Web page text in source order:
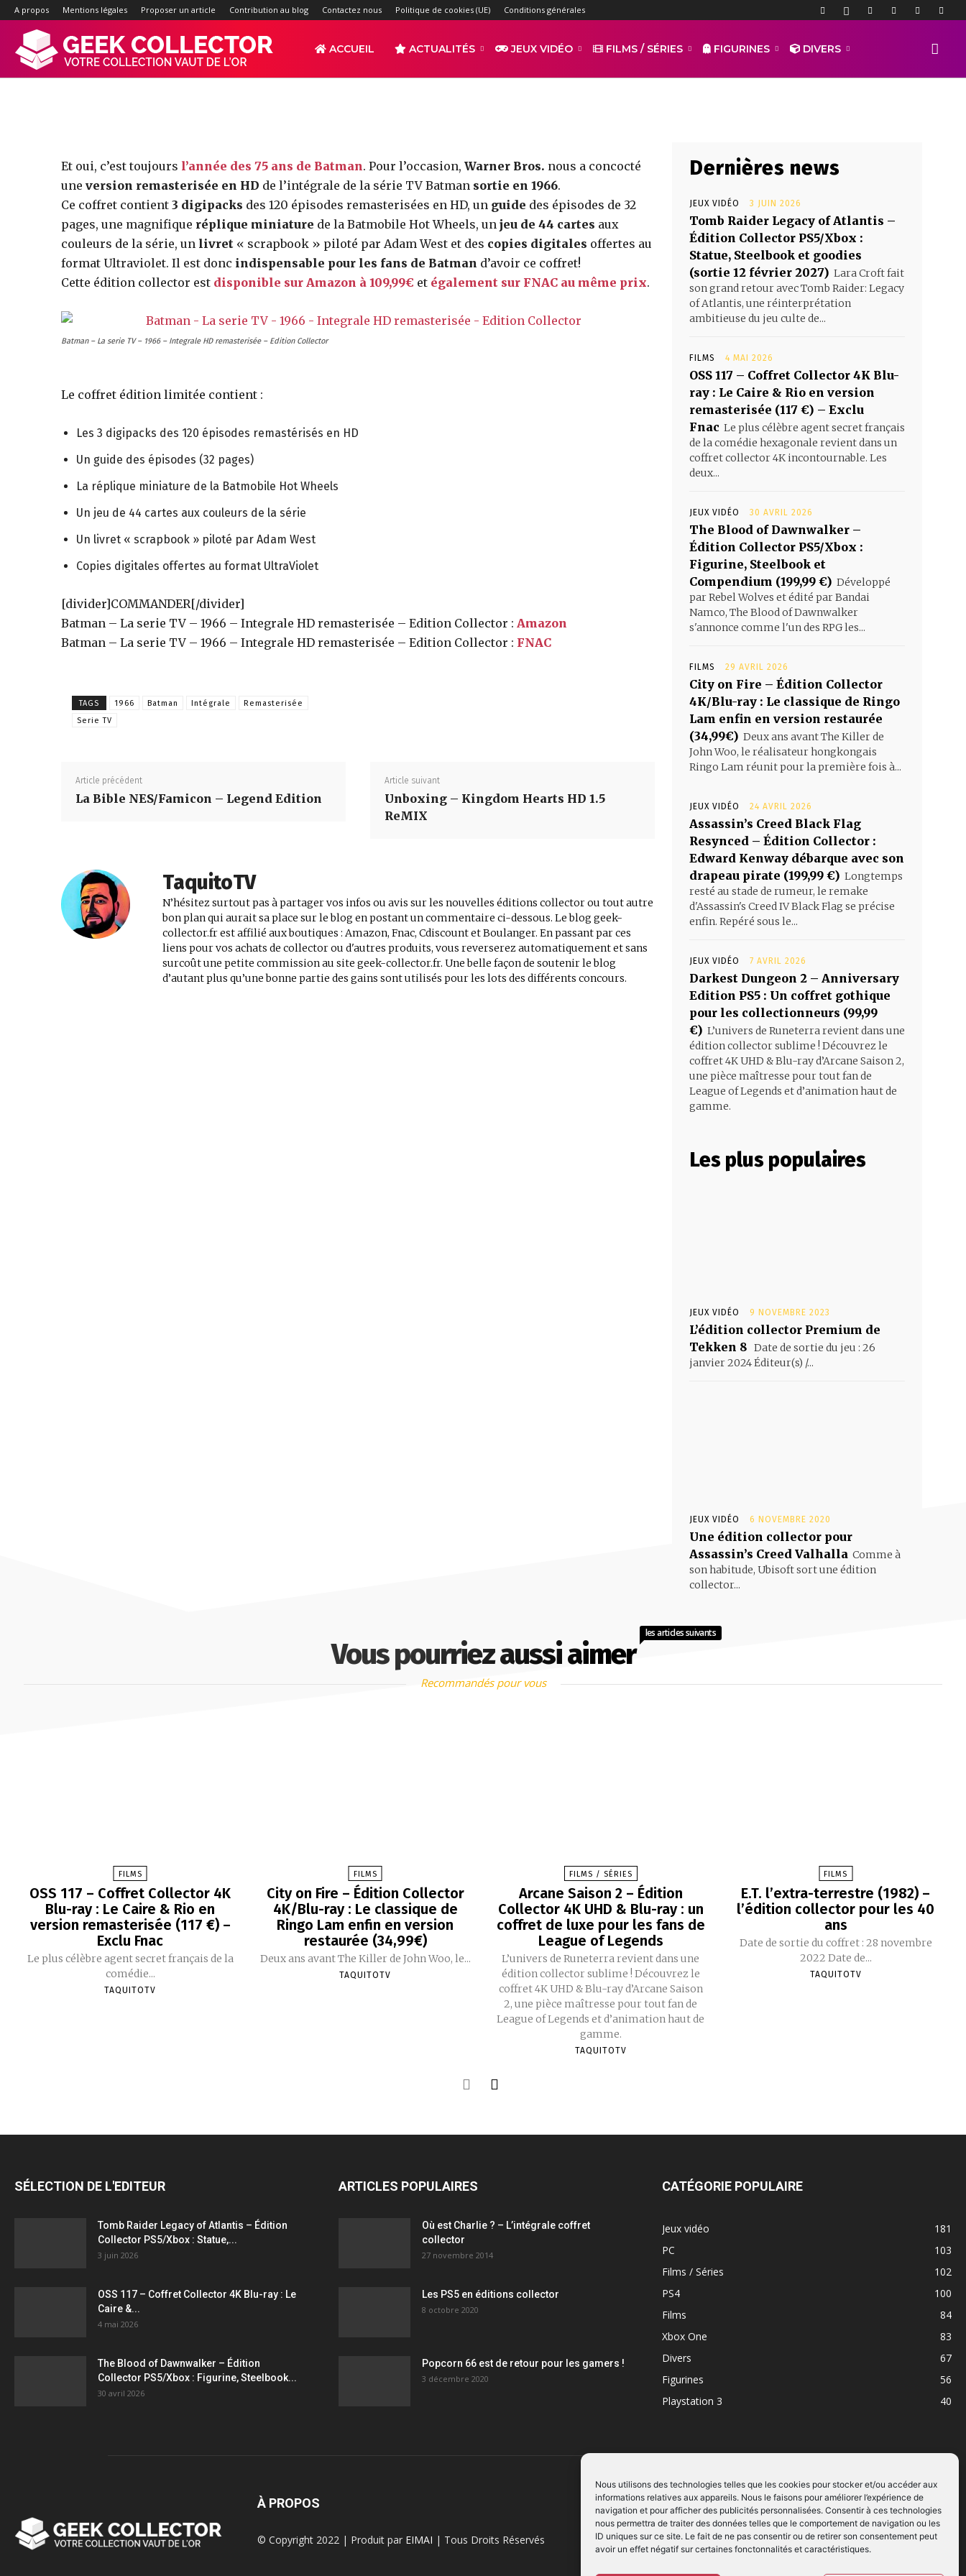
Nous utilisons des technologies telles que les cookies pour stocker et/ou accéder aux
informations relatives aux appareils. Nous le faisons pour améliorer l’expérience de
navigation et pour afficher des publicités personnalisées. Consentir à ces technologies
nous permettra de traiter des données telles que le comportement de navigation ou les
ID uniques sur ce site. Le fait de ne pas consentir ou de retirer son consentement peut
avoir un effet négatif sur certaines fonctonnalités et caractéristiques.
A propos Mentions légales Proposer un article Contribution au blog Contactez nous Politique de cookies (UE) Conditions générales
:
Site
d'actualités
des
steelbook,
spéciales
de
films,
tv,
figurines,
ACCUEIL ACTUALITÉS JEUX VIDÉO FILMS / SÉRIES FIGURINES DIVERS
remasterisée – Edition Collector
par TAQUITOTV - 2412 0
Et oui, c’est toujours l’année des 75 ans de Batman. Pour l’occasion, Warner Bros. nous a concocté
une version remasterisée en HD de l’intégrale de la série TV Batman sortie en 1966.
Ce coffret contient 3 digipacks des 120 épisodes remasterisées en HD, un guide des épisodes de 32
pages, une magnifique réplique miniature de la Batmobile Hot Wheels, un jeu de 44 cartes aux
couleurs de la série, un livret « scrapbook » piloté par Adam West et des copies digitales offertes au
format Ultraviolet. Il est donc indispensable pour les fans de Batman d’avoir ce coffret!
Cette édition collector est disponible sur Amazon à 109,99€ et également sur FNAC au même prix.
Batman – La serie TV – 1966 – Integrale HD remasterisée – Edition Collector
Le coffret édition limitée contient :
Les 3 digipacks des 120 épisodes remastérisés en HD
Un guide des épisodes (32 pages)
La réplique miniature de la Batmobile Hot Wheels
Un jeu de 44 cartes aux couleurs de la série
Un livret « scrapbook » piloté par Adam West
Copies digitales offertes au format UltraViolet
[divider]COMMANDER[/divider]
Batman – La serie TV – 1966 – Integrale HD remasterisée – Edition Collector : Amazon
Batman – La serie TV – 1966 – Integrale HD remasterisée – Edition Collector : FNAC
TAGS 1966 Batman Intégrale
Remasterisée
Serie TV
Article précédent
La Bible NES/Famicon – Legend Edition
Article suivant
Unboxing – Kingdom Hearts HD 1.5
ReMIX
TaquitoTV
N’hésitez surtout pas à partager vos infos ou avis sur les nouvelles éditions collector ou tout autre
bon plan qui aurait sa place sur le blog en postant un commentaire ci-dessous. Le blog geek-
collector.fr est affilié aux boutiques : Amazon, Fnac, Cdiscount et Boulanger. En passant par ces
liens pour vos achats de collector ou d'autres produits, vous reverserez automatiquement et sans
surcoût une petite commission au site geek-collector.fr. Une belle façon de soutenir le blog
d’autant plus qu’une bonne partie des gains sont utilisés pour les lots des différents concours.
Dernières news
JEUX VIDÉO 3 JUIN 2026
Tomb Raider Legacy of Atlantis –
Édition Collector PS5/Xbox :
Statue, Steelbook et goodies
(sortie 12 février 2027) Lara Croft fait
son grand retour avec Tomb Raider: Legacy
of Atlantis, une réinterprétation
ambitieuse du jeu culte de...
FILMS 4 MAI 2026
OSS 117 – Coffret Collector 4K Blu-
ray : Le Caire & Rio en version
remasterisée (117 €) – Exclu
Fnac Le plus célèbre agent secret français
de la comédie hexagonale revient dans un
coffret collector 4K incontournable. Les
deux...
JEUX VIDÉO 30 AVRIL 2026
The Blood of Dawnwalker –
Édition Collector PS5/Xbox :
Figurine, Steelbook et
Compendium (199,99 €) Développé
par Rebel Wolves et édité par Bandai
Namco, The Blood of Dawnwalker
s'annonce comme l'un des RPG les...
FILMS 29 AVRIL 2026
City on Fire – Édition Collector
4K/Blu-ray : Le classique de Ringo
Lam enfin en version restaurée
(34,99€) Deux ans avant The Killer de
John Woo, le réalisateur hongkongais
Ringo Lam réunit pour la première fois à...
JEUX VIDÉO 24 AVRIL 2026
Assassin’s Creed Black Flag
Resynced – Édition Collector :
Edward Kenway débarque avec son
drapeau pirate (199,99 €) Longtemps
resté au stade de rumeur, le remake
d'Assassin's Creed IV Black Flag se précise
enfin. Repéré sous le...
JEUX VIDÉO 7 AVRIL 2026
Darkest Dungeon 2 – Anniversary
Edition PS5 : Un coffret gothique
pour les collectionneurs (99,99
€) L’univers de Runeterra revient dans une
édition collector sublime ! Découvrez le
coffret 4K UHD & Blu-ray d’Arcane Saison 2,
une pièce maîtresse pour tout fan de
League of Legends et d’animation haut de
gamme.
Les plus populaires
JEUX VIDÉO 9 NOVEMBRE 2023
L’édition collector Premium de
Tekken 8 Date de sortie du jeu : 26
janvier 2024 Éditeur(s) /...
JEUX VIDÉO 6 NOVEMBRE 2020
Une édition collector pour
Assassin’s Creed Valhalla Comme à
son habitude, Ubisoft sort une édition
collector...
Vous pourriez aussi aimer
les articles suivants
Recommandés pour vous
FILMS
OSS 117 – Coffret Collector 4K
Blu-ray : Le Caire & Rio en
version remasterisée (117 €) –
Exclu Fnac
Le plus célèbre agent secret français de la
comédie...
TAQUITOTV
FILMS
City on Fire – Édition Collector
4K/Blu-ray : Le classique de
Ringo Lam enfin en version
restaurée (34,99€)
Deux ans avant The Killer de John Woo, le...
TAQUITOTV
FILMS / SÉRIES
Arcane Saison 2 – Édition
Collector 4K UHD & Blu-ray : un
coffret de luxe pour les fans de
League of Legends
L’univers de Runeterra revient dans une
édition collector sublime ! Découvrez le
coffret 4K UHD & Blu-ray d’Arcane Saison
2, une pièce maîtresse pour tout fan de
League of Legends et d’animation haut de
gamme.
TAQUITOTV
FILMS
E.T. l’extra-terrestre (1982) –
l’édition collector pour les 40
ans
Date de sortie du coffret : 28 novembre
2022 Date de...
TAQUITOTV
SÉLECTION DE L'EDITEUR
Tomb Raider Legacy of Atlantis – Édition
Collector PS5/Xbox : Statue,...
3 juin 2026
OSS 117 – Coffret Collector 4K Blu-ray : Le
Caire &...
4 mai 2026
The Blood of Dawnwalker – Édition
Collector PS5/Xbox : Figurine, Steelbook...
30 avril 2026
ARTICLES POPULAIRES
Où est Charlie ? – L’intégrale coffret
collector
27 novembre 2014
Les PS5 en éditions collector
8 octobre 2020
Popcorn 66 est de retour pour les gamers !
3 décembre 2020
CATÉGORIE POPULAIRE
Jeux vidéo
181
PC
103
Films / Séries
102
PS4
100
Films
84
Xbox One
83
Divers
67
Figurines
56
Playstation 3
40
À PROPOS
© Copyright 2022 | Produit par EIMAI | Tous Droits Réservés
SUIVEZ NOUS